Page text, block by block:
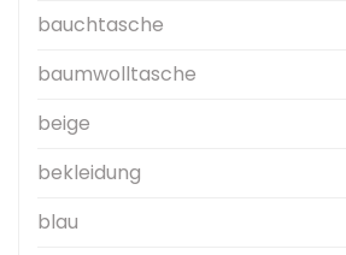
bauchtasche
baumwolltasche
beige
bekleidung
blau